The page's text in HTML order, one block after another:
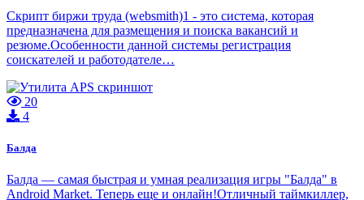
Скрипт биржи труда (websmith)1 - это система, которая
предназначена для размещения и поиска вакансий и
резюме.Особенности данной системы регистрация
соискателей и работодателе…
20
4
Балда
Балда — самая быстрая и умная реализация игры "Балда" в
Android Market. Теперь еще и онлайн!Отличный таймкиллер,